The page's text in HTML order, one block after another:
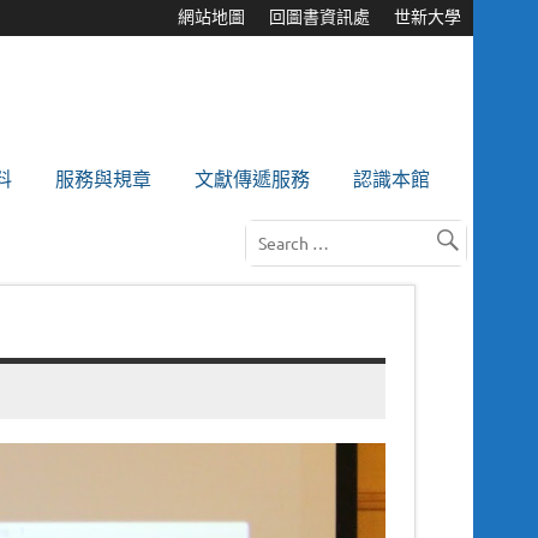
網站地圖 回圖書資訊處 世新大學
服務與規章 文獻傳遞服務 認識本館